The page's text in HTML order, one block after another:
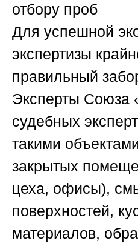
отбору проб
Для успешной
экспертизы
правильный
Эксперты Союза
судебных
такими
закрытых
цеха, офисы),
поверхностей,
материалов,